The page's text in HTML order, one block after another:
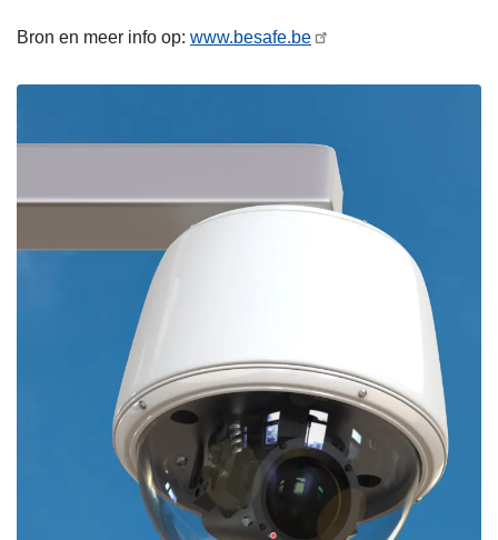
Bron en meer info op: www.besafe.be